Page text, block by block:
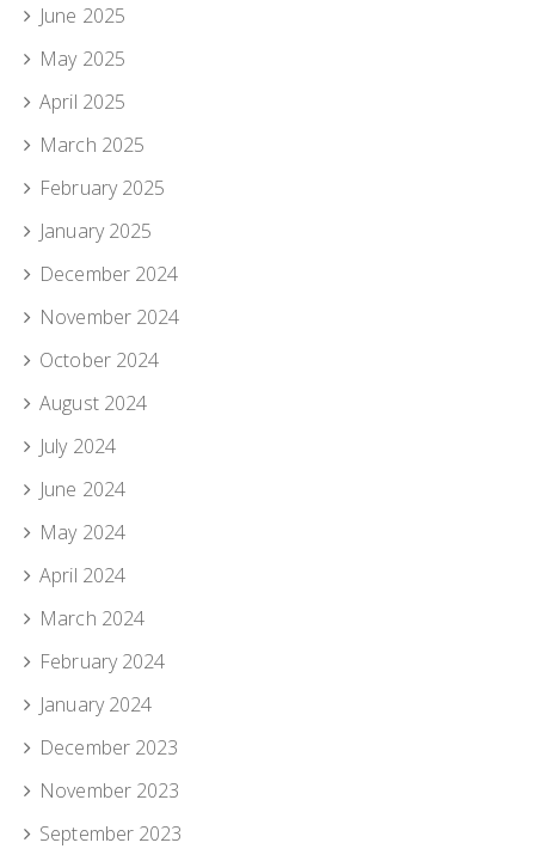
June 2025
May 2025
April 2025
March 2025
February 2025
January 2025
December 2024
November 2024
October 2024
August 2024
July 2024
June 2024
May 2024
April 2024
March 2024
February 2024
January 2024
December 2023
November 2023
September 2023